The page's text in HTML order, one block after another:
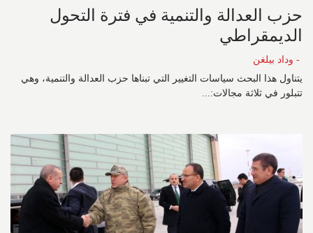
حزب العدالة والتنمية في فترة التحول
الديمقراطي
- وداد بيلغن
يتناول هذا البحث سياسات التغيير التي تبناها حزب العدالة والتنمية، وهي
تتبلور في ثلاثة مجالات:...